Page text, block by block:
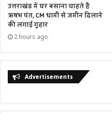
उत्तराखंड में घर बसाना चाहते हैं
ऋषभ पंत, CM धामी से जमीन दिलाने
की लगाई गुहार
2 hours ago
Advertisements